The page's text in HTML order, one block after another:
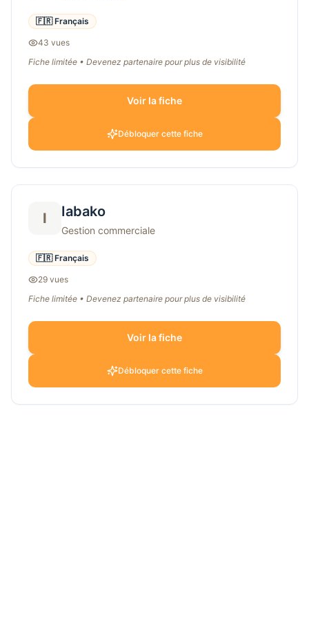
🇫🇷 Français
43 vues
Fiche limitée • Devenez partenaire pour plus de visibilité
Voir la fiche
Débloquer cette fiche
I Iabako
Gestion commerciale
🇫🇷 Français
29 vues
Fiche limitée • Devenez partenaire pour plus de visibilité
Voir la fiche
Débloquer cette fiche